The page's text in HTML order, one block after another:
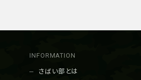
INFORMATION
さばい部とは